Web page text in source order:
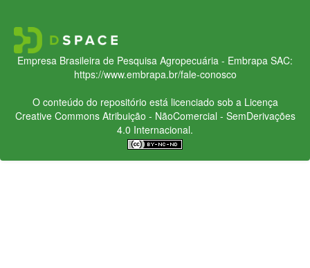
Empresa Brasileira de Pesquisa Agropecuária - Embrapa SAC:
https://www.embrapa.br/fale-conosco
O conteúdo do repositório está licenciado sob a Licença
Creative CommonsAtribuição - NãoComercial - SemDerivações
4.0 Internacional.